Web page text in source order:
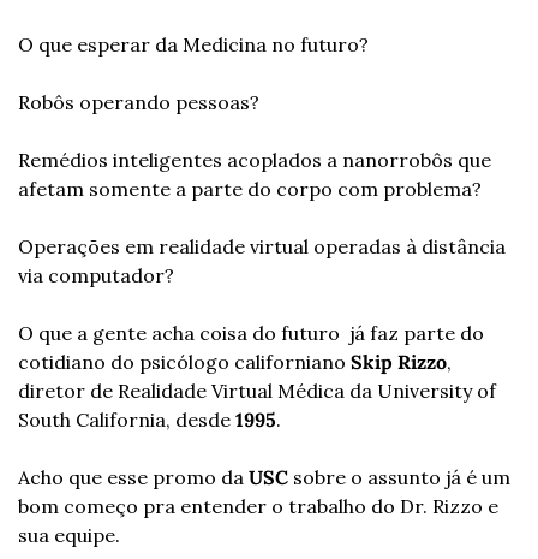
O que esperar da Medicina no futuro?
Robôs operando pessoas?
Remédios inteligentes acoplados a nanorrobôs que
afetam somente a parte do corpo com problema?
Operações em realidade virtual operadas à distância
via computador?
O que a gente acha coisa do futuro  já faz parte do
cotidiano do psicólogo californiano Skip Rizzo,
diretor de Realidade Virtual Médica da University of
South California, desde 1995.
Acho que esse promo da USC sobre o assunto já é um
bom começo pra entender o trabalho do Dr. Rizzo e
sua equipe.